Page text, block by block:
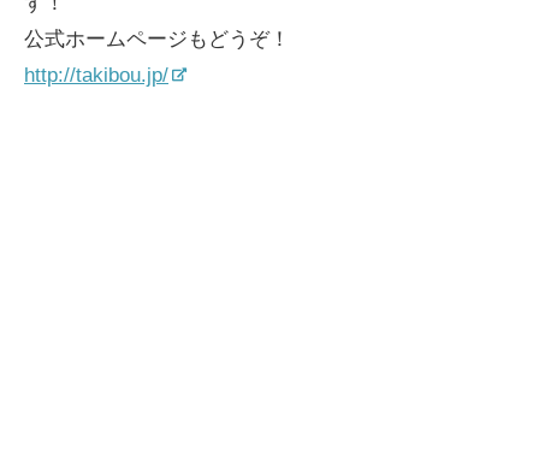
公式ホームページもどうぞ！
http://takibou.jp/